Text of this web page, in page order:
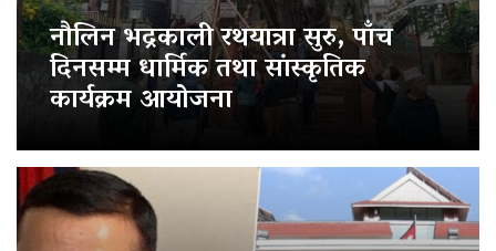
नौलिन भद्रकाली रथयात्रा सुरु, पाँच
दिनसम्म धार्मिक तथा सांस्कृतिक
कार्यक्रम आयोजना